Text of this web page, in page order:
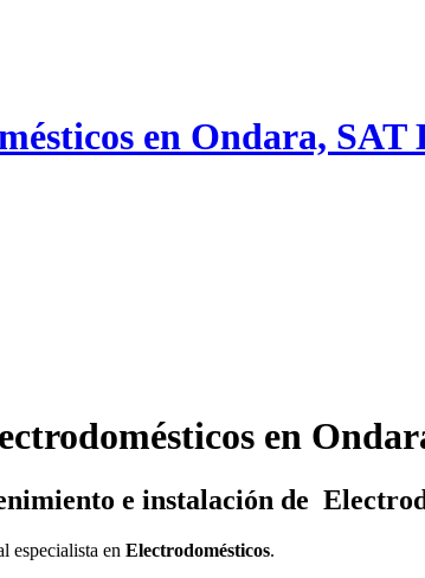
en Ondara, SAT
en
e instalación de
especialista en Electrodomésticos.